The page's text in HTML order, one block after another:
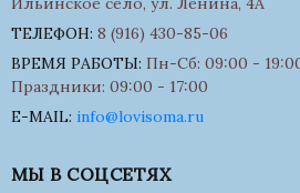
ТЕЛЕФОН: 8 (916) 430-85-06
ВРЕМЯ РАБОТЫ: Пн-Сб: 09:00 -
Праздники: 09:00 - 17:00
E-MAIL: info@lovisoma.ru
МЫ В СОЦСЕТЯХ